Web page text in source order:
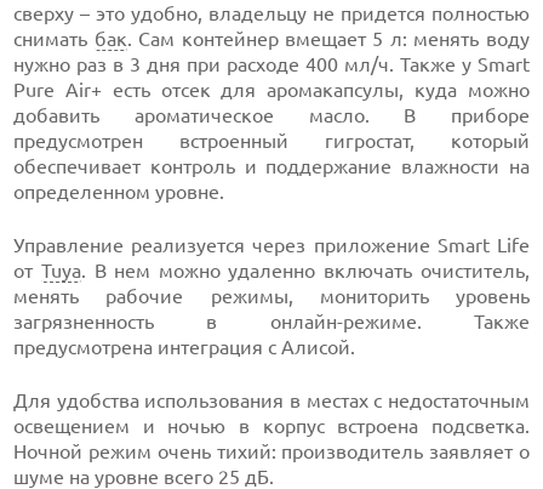
сверху – это удобно, владельцу не придется полностью
снимать бак. Сам контейнер вмещает 5 л: менять воду
нужно раз в 3 дня при расходе 400 мл/ч. Также у Smart
Pure Air+ есть отсек для аромакапсулы, куда можно
добавить ароматическое масло. В приборе
предусмотрен встроенный гигростат, который
обеспечивает контроль и поддержание влажности на
определенном уровне.
Управление реализуется через приложение Smart Life
от Tuya. В нем можно удаленно включать очиститель,
менять рабочие режимы, мониторить уровень
загрязненность в онлайн-режиме. Также
предусмотрена интеграция с Алисой.
Для удобства использования в местах с недостаточным
освещением и ночью в корпус встроена подсветка.
Ночной режим очень тихий: производитель заявляет о
шуме на уровне всего 25 дБ.